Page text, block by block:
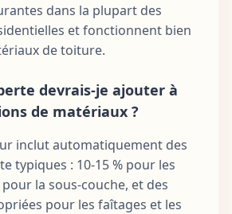
dans la plupart des
et fonctionnent bien
de toiture.
devrais-je ajouter à
de matériaux ?
inclut automatiquement des
typiques : 10-15 % pour les
la sous-couche, et des
pour les faîtages et les